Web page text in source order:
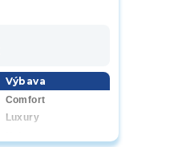
Výbava
Comfort
Luxury